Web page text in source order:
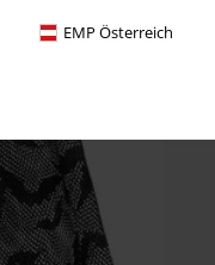
EMP Österreich